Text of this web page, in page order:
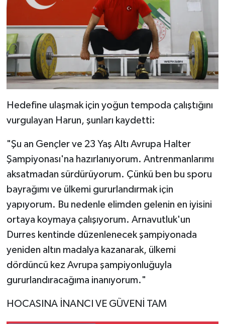
Hedefine ulaşmak için yoğun tempoda çalıştığını
vurgulayan Harun, şunları kaydetti:
"Şu an Gençler ve 23 Yaş Altı Avrupa Halter
Şampiyonası'na hazırlanıyorum. Antrenmanlarımı
aksatmadan sürdürüyorum. Çünkü ben bu sporu
bayrağımı ve ülkemi gururlandırmak için
yapıyorum. Bu nedenle elimden gelenin en iyisini
ortaya koymaya çalışıyorum. Arnavutluk'un
Durres kentinde düzenlenecek şampiyonada
yeniden altın madalya kazanarak, ülkemi
dördüncü kez Avrupa şampiyonluğuyla
gururlandıracağıma inanıyorum."
HOCASINA İNANCI VE GÜVENİ TAM